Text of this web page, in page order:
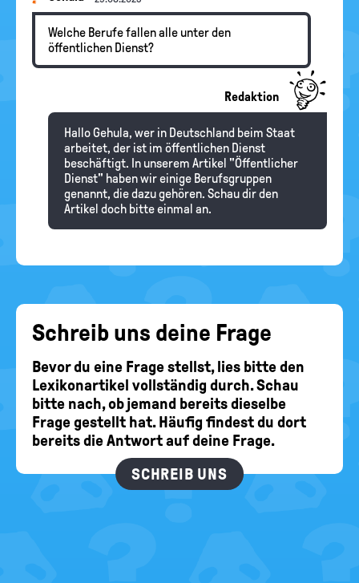
Welche Berufe fallen alle unter den
öffentlichen Dienst?
Redaktion
Hallo Gehula, wer in Deutschland beim Staat
arbeitet, der ist im öffentlichen Dienst
beschäftigt. In unserem Artikel "Öffentlicher
Dienst" haben wir einige Berufsgruppen
genannt, die dazu gehören. Schau dir den
Artikel doch bitte einmal an.
Schreib uns deine Frage
Bevor du eine Frage stellst, lies bitte den
Lexikonartikel vollständig durch. Schau
bitte nach, ob jemand bereits dieselbe
Frage gestellt hat. Häufig findest du dort
bereits die Antwort auf deine Frage.
SCHREIB UNS